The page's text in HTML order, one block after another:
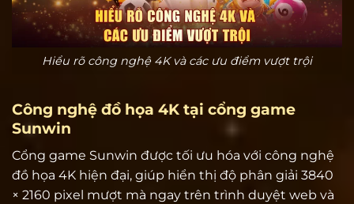
Hiểu rõ công nghệ 4K và các ưu điểm vượt trội
Công nghệ đồ họa 4K tại cổng game
Sunwin
Cổng game Sunwin được tối ưu hóa với công nghệ
đồ họa 4K hiện đại, giúp hiển thị độ phân giải 3840
× 2160 pixel mượt mà ngay trên trình duyệt web và